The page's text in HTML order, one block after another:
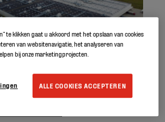
te klikken gaat u akkoord met het opslaan van cookies
van websitenavigatie, het analyseren van
bij onze marketingprojecten.
ALLE COOKIES ACCEPTEREN